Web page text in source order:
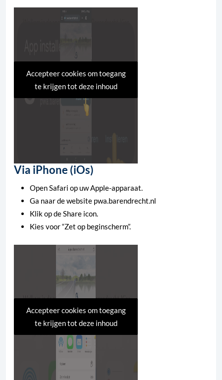
Accepteer cookies om toegang
te krijgen tot deze inhoud
Via iPhone (iOs)
Open Safari op uw Apple-apparaat.
Ga naar de website pwa.barendrecht.nl
Klik op de Share icon.
Kies voor “Zet op beginscherm”.
Accepteer cookies om toegang
te krijgen tot deze inhoud